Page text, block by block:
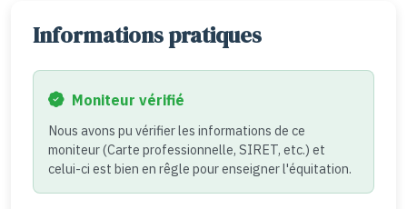
Informations pratiques
Moniteur vérifié
Nous avons pu vérifier les informations de ce
moniteur (Carte professionnelle, SIRET, etc.) et
celui-ci est bien en rêgle pour enseigner l'équitation.